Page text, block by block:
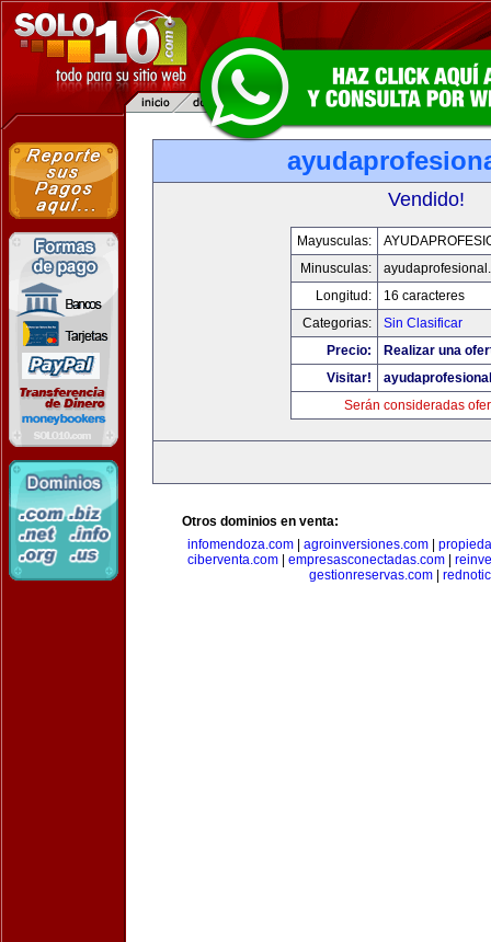
Vendido!
Mayusculas:
Minusculas:
Longitud:
16 caracteres
Categorias:
Sin Clasificar
Precio:
Realizar una
Visitar!
Serán consideradas
Otros dominios en venta:
infomendoza.com
agroinversiones.com
ciberventa.com| empresasconectadas.com|
gestionreservas.com